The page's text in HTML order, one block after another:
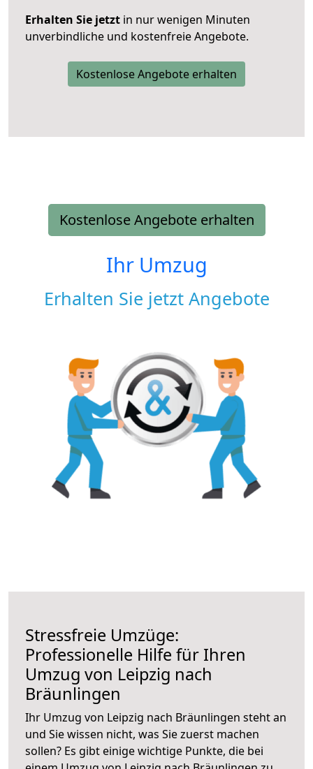
Erhalten Sie jetzt in nur wenigen Minuten
unverbindliche und kostenfreie Angebote.
Kostenlose Angebote erhalten
Kostenlose Angebote erhalten
Ihr Umzug
Erhalten Sie jetzt Angebote
Stressfreie Umzüge:
Professionelle Hilfe für Ihren
Umzug von Leipzig nach
Bräunlingen
Ihr Umzug von Leipzig nach Bräunlingen steht an
und Sie wissen nicht, was Sie zuerst machen
sollen? Es gibt einige wichtige Punkte, die bei